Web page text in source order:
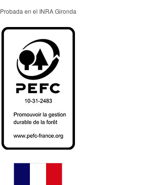
Probada en el INRA Gironda